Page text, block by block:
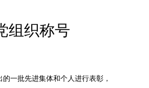
组织称号
一批先进集体和个人进行表彰，